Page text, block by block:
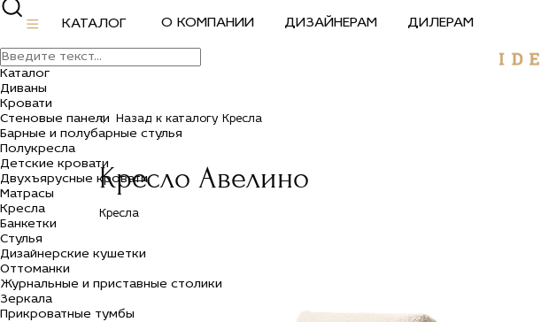
КАТАЛОГ О КОМПАНИИ ДИЗАЙНЕРАМ ДИЛЕРАМ
Каталог
Диваны
Кровати
Стеновые панели
Барные и полубарные стулья
Полукресла
Детские кровати
Двухъярусные кровати
Матрасы
Кресла
Банкетки
Стулья
Дизайнерские кушетки
Оттоманки
Журнальные и приставные столики
Зеркала
Прикроватные тумбы
Назад к каталогу Кресла
Кресло Авелино
Кресла